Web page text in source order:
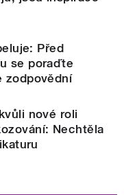
Před
se poraďte
zodpovědní
nové roli
Nechtěla